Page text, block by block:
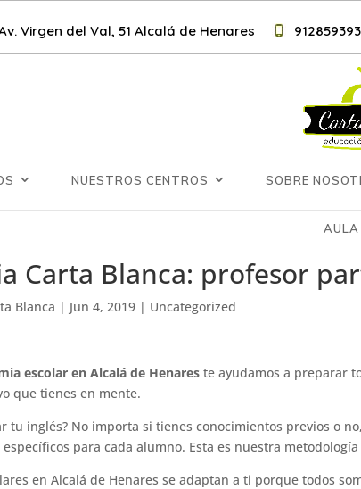
Virgen del Val, 51 Alcalá de Henares 912859393
NUESTROS CENTROS SOBRE
Carta Blanca: profesor
Blanca | Jun 4, 2019 | Uncategorized
escolar en Alcalá de Henares te ayudamos a preparar
que tienes en mente.
tu inglés? No importa si tienes conocimientos previos o
para cada alumno. Esta es nuestra
en Alcalá de Henares se adaptan a ti porque todos